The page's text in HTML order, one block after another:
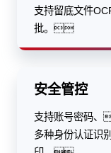
支持留底文件
批。
安全管控
支持账号密码
多种身份认证